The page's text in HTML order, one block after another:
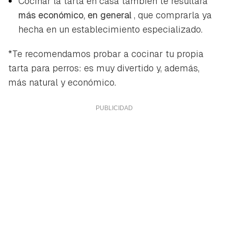
más económico, en general , que comprarla ya
hecha en un establecimiento especializado.
*Te recomendamos probar a cocinar tu propia
tarta para perros: es muy divertido y, además,
más natural y económico.